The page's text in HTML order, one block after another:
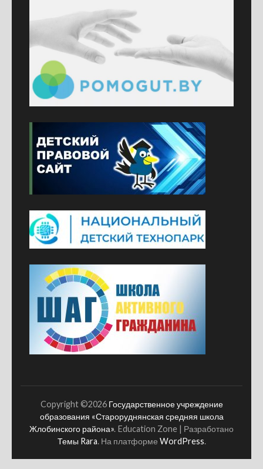
Copyright ©2026 Государственное учреждение
образования «Староруднянская средняя школа
Жлобинского района». Education Zone | Разработано
Темы Rara. На платформе WordPress.